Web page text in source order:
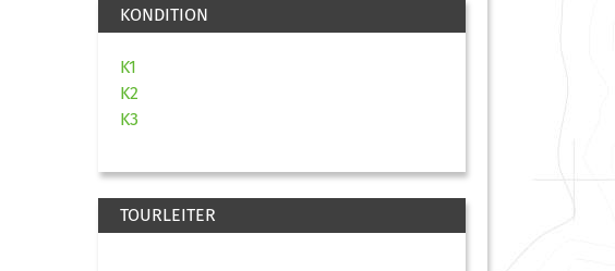
KONDITION
K1
K2
K3
TOURLEITER